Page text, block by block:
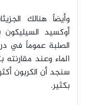
وأيضاً هنالك
أوكسيد السيليكون
الصلبة عموماً في
الماء وعند مقارنته
سنجد أن الكربون
بكثير.